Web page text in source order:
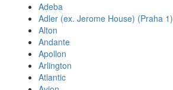
Adeba
Adler (ex. Jerome House) (Praha 1)
Alton
Andante
Apollon
Arlington
Atlantic